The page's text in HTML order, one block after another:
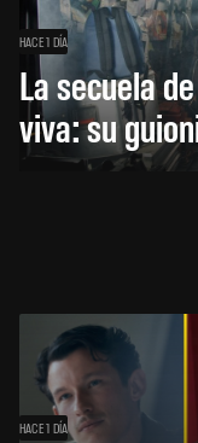
HACE 1 DÍA
La secuela
viva: su
HACE 1 DÍA